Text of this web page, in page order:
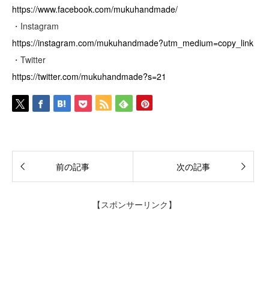
https://www.facebook.com/mukuhandmade/
・Instagram
https://instagram.com/mukuhandmade?utm_medium=copy_link
・Twitter
https://twitter.com/mukuhandmade?s=21
前の記事 次の記事
【スポンサーリンク】